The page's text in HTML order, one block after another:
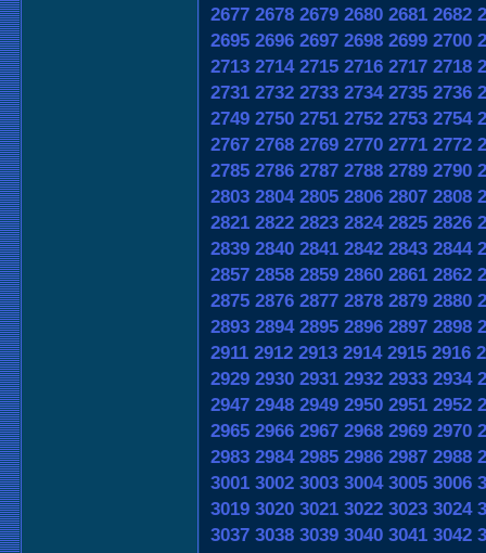
2677 2678 2679 2680 2681 2682
2695 2696 2697 2698 2699 2700
2713 2714 2715 2716 2717 2718
2731 2732 2733 2734 2735 2736
2749 2750 2751 2752 2753 2754
2767 2768 2769 2770 2771 2772
2785 2786 2787 2788 2789 2790
2803 2804 2805 2806 2807 2808
2821 2822 2823 2824 2825 2826
2839 2840 2841 2842 2843 2844
2857 2858 2859 2860 2861 2862
2875 2876 2877 2878 2879 2880
2893 2894 2895 2896 2897 2898
2911 2912 2913 2914 2915 2916
2929 2930 2931 2932 2933 2934
2947 2948 2949 2950 2951 2952
2965 2966 2967 2968 2969 2970
2983 2984 2985 2986 2987 2988
3001 3002 3003 3004 3005 3006
3019 3020 3021 3022 3023 3024
3037 3038 3039 3040 3041 3042